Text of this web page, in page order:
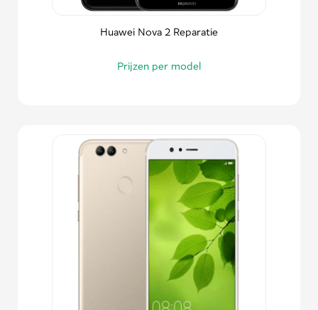
Huawei Nova 2 Reparatie
Prijzen per model